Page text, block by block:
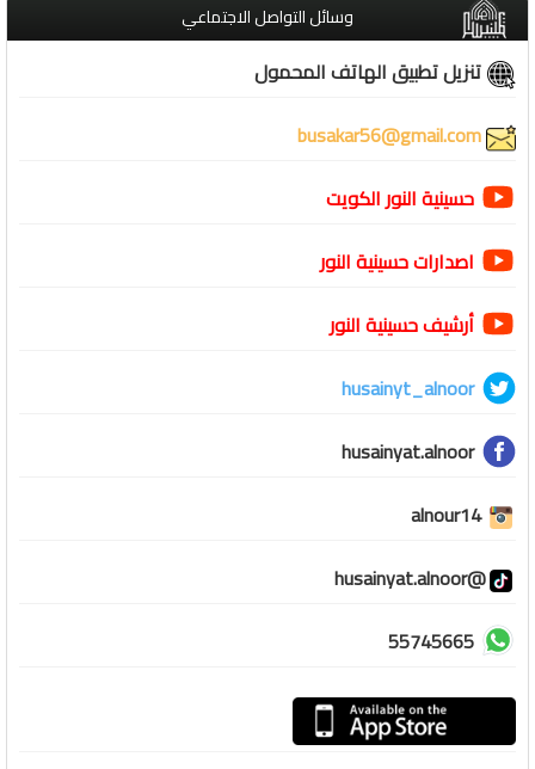
وسائل التواصل الاجتماعي
تنزيل تطبيق الهاتف المحمول
حسينية النور الكويت
اصدارات حسينية النور
أرشيف حسينية النور
husainyt_alnoor
husainyat.alnoor
alnour14
@husainyat.alnoor
55745665